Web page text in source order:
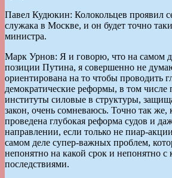
Павел Кудюкин: Колокольцев проявил
служака в Москве, и он будет точно
министра.
Марк Урнов: Я и говорю, что на самом
позиции Путина, я совершенно не
ориентирована на то чтобы проводить
демократические реформы, в том числе
институты силовые в структуры,
закон, очень сомневаюсь. Точно так же,
проведена глубокая реформа судов и
направлении, если только не пиар-
самом деле супер-важных проблем,
непонятно на какой срок и непонятно с
последствиями.